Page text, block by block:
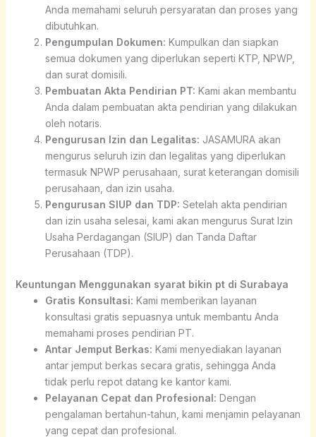
Anda memahami seluruh persyaratan dan proses yang
dibutuhkan.
Pengumpulan Dokumen: Kumpulkan dan siapkan
semua dokumen yang diperlukan seperti KTP, NPWP,
dan surat domisili.
Pembuatan Akta Pendirian PT: Kami akan membantu
Anda dalam pembuatan akta pendirian yang dilakukan
oleh notaris.
Pengurusan Izin dan Legalitas: JASAMURA akan
mengurus seluruh izin dan legalitas yang diperlukan
termasuk NPWP perusahaan, surat keterangan domisili
perusahaan, dan izin usaha.
Pengurusan SIUP dan TDP: Setelah akta pendirian
dan izin usaha selesai, kami akan mengurus Surat Izin
Usaha Perdagangan (SIUP) dan Tanda Daftar
Perusahaan (TDP).
Keuntungan Menggunakan syarat bikin pt di Surabaya
Gratis Konsultasi: Kami memberikan layanan
konsultasi gratis sepuasnya untuk membantu Anda
memahami proses pendirian PT.
Antar Jemput Berkas: Kami menyediakan layanan
antar jemput berkas secara gratis, sehingga Anda
tidak perlu repot datang ke kantor kami.
Pelayanan Cepat dan Profesional: Dengan
pengalaman bertahun-tahun, kami menjamin pelayanan
yang cepat dan profesional.